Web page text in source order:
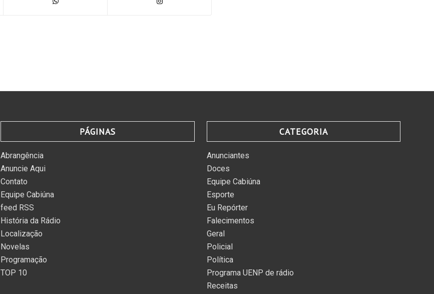
PÁGINAS
Abrangência
Anuncie Aqui
Contato
Equipe Cabiúna
feed RSS
História da Rádio
Localização
Novelas
Programação
TOP 10
CATEGORIA
Anunciantes
Doces
Equipe Cabiúna
Esporte
Eu Repórter
Falecimentos
Geral
Policial
Política
Programa UENP de rádio
Receitas